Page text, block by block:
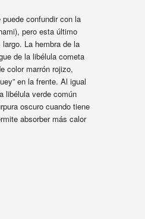
confundir con la
pero esta último
La hembra de la
de la libélula cometa
color marrón rojizo,
en la frente. Al igual
libélula verde común
oscuro cuando tiene
absorber más calor